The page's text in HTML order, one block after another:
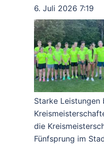
des Kassiers
Entlastung der
Wahlleiters
Verschiedenes
6. Juli 2026 7:19
Starke Leistungen
die
Fünfsprung im